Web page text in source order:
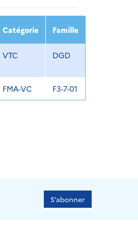
2023
Catégorie Famille
VTC DGD
FMA-VC F3-7-01
S’abonner